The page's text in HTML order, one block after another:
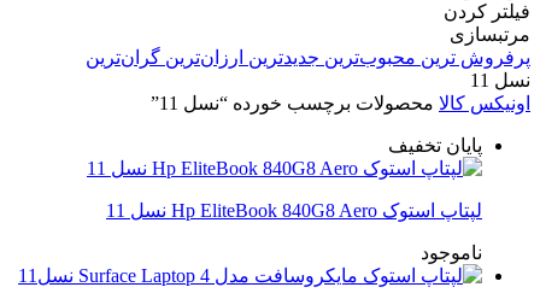
فیلتر کردن
مرتبسازی
پرفروش ترین محبوب‌ترین جدیدترین ارزان‌ترین گران‌ترین
نسل 11
اونیکس کالا محصولات برچسب خورده “نسل 11”
پایان تخفیف
لپتاپ استوک Hp EliteBook 840G8 Aero نسل 11
ناموجود